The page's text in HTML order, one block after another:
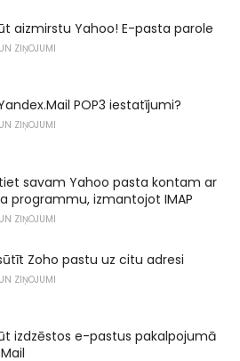
aizmirstu Yahoo! E-pasta parole
ZIŅOJUMI
POP3 iestatījumi?
ZIŅOJUMI
savam Yahoo pasta kontam ar
programmu, izmantojot IMAP
ZIŅOJUMI
Zoho pastu uz citu adresi
ZIŅOJUMI
izdzēstos e-pastus pakalpojumā